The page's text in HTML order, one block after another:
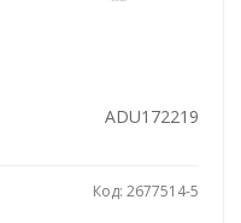
ADU172219
Код: 2677514-5